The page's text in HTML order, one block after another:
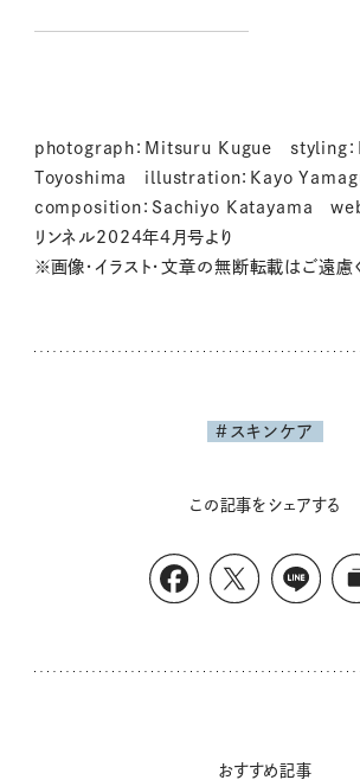
photograph：Mitsuru Kugue styling：
Toyoshima illustration：Kayo
composition：Sachiyo Katayama
リンネル2024年4月号より
※画像・イラスト・文章の無断転載はご遠慮
#スキンケア
この記事をシェアする
おすすめ記事